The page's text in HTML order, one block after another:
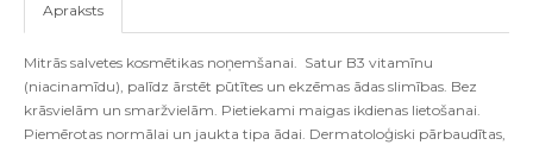
Apraksts
Mitrās salvetes kosmētikas noņemšanai. Satur B3 vitamīnu
(niacinamīdu), palīdz ārstēt pūtītes un ekzēmas ādas slimības. Bez
krāsvielām un smaržvielām. Pietiekami maigas ikdienas lietošanai.
Piemērotas normālai un jaukta tipa ādai. Dermatoloģiski pārbaudītas,